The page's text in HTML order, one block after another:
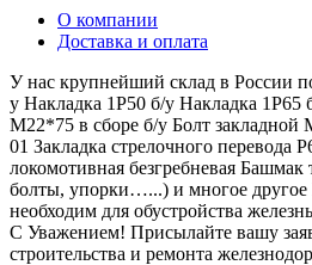
О компании
Доставка и оплата
У нас крупнейший склад в России
у Накладка 1Р50 б/у Накладка
М22*75 в сборе б/у Болт
01 Закладка стрелочного перевода
локомотивная безгребневая
болты, упорки…...) и многое другое
необходим для обустройства
С Уважением! Присылайте вашу
строительства и ремонта